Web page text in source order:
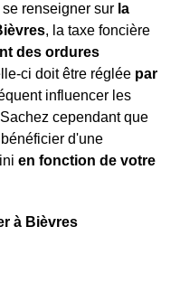
renseigner sur la
, la taxe foncière
des ordures
ci doit être réglée par
influencer les
cependant que
d'une
en fonction de votre
à Bièvres